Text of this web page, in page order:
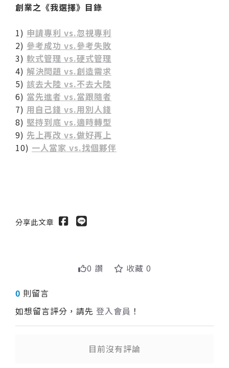
創業之《我選擇》目錄
1) 申請專利 vs.忽視專利
2) 參考成功 vs.參考失敗
3) 軟式管理 vs.硬式管理
4) 解決問題 vs.創造需求
5) 該去大陸 vs.不去大陸
6) 當先進者 vs.當跟隨者
7) 用自己錢 vs.用別人錢
8) 堅持到底 vs.適時轉型
9) 先上再改 vs.做好再上
10) 一人當家 vs.找個夥伴
分享此文章
0 讚 收藏 0
0 則留言
如想留言評分，請先 登入會員 ！
目前沒有評論